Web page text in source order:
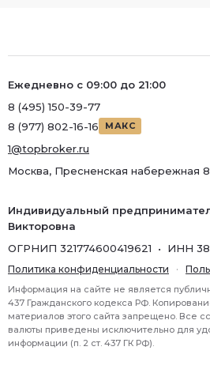
Ежедневно с 09:00 до 21:00
8 (495) 150-39-77
8 (977) 802-16-16
МАКС
1@topbroker.ru
Москва, Пресненская набережная 8
Индивидуальный
Викторовна
ОГРНИП 321774600419621 • ИНН
Политика конфиденциальности ·
Информация на сайте не является
437 Гражданского кодекса РФ.
материалов этого сайта запрещено. Все
валюты приведены исключительно для
информации (п. 2 ст. 437 ГК РФ).